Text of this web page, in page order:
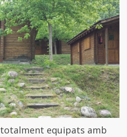
totalment equipats amb